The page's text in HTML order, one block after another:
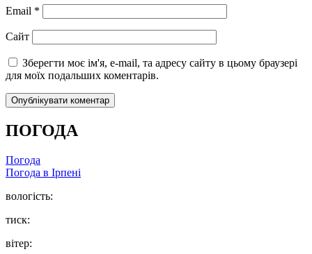
Email *
Сайт
Зберегти моє ім'я, e-mail, та адресу сайту в цьому браузері
для моїх подальших коментарів.
ПОГОДА
Погода
Погода в Ірпені
вологість:
тиск:
вітер: